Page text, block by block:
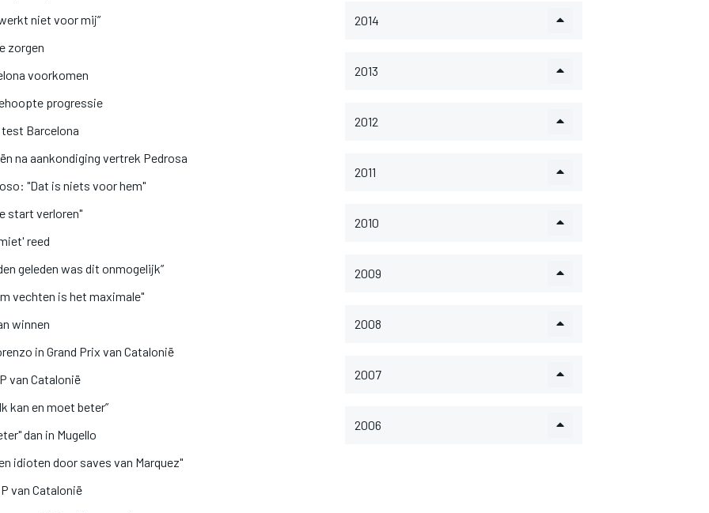
niet voor mij”
zorgen
voorkomen
progressie
Barcelona
na aankondiging vertrek Pedrosa
"Dat is niets voor hem"
start verloren"
reed
geleden was dit onmogelijk”
vechten is het maximale"
winnen
in Grand Prix van Catalonië
van Catalonië
kan en moet beter”
dan in Mugello
idioten door saves van Marquez"
van Catalonië
2014
2013
2012
2011
2010
2009
2008
2007
2006